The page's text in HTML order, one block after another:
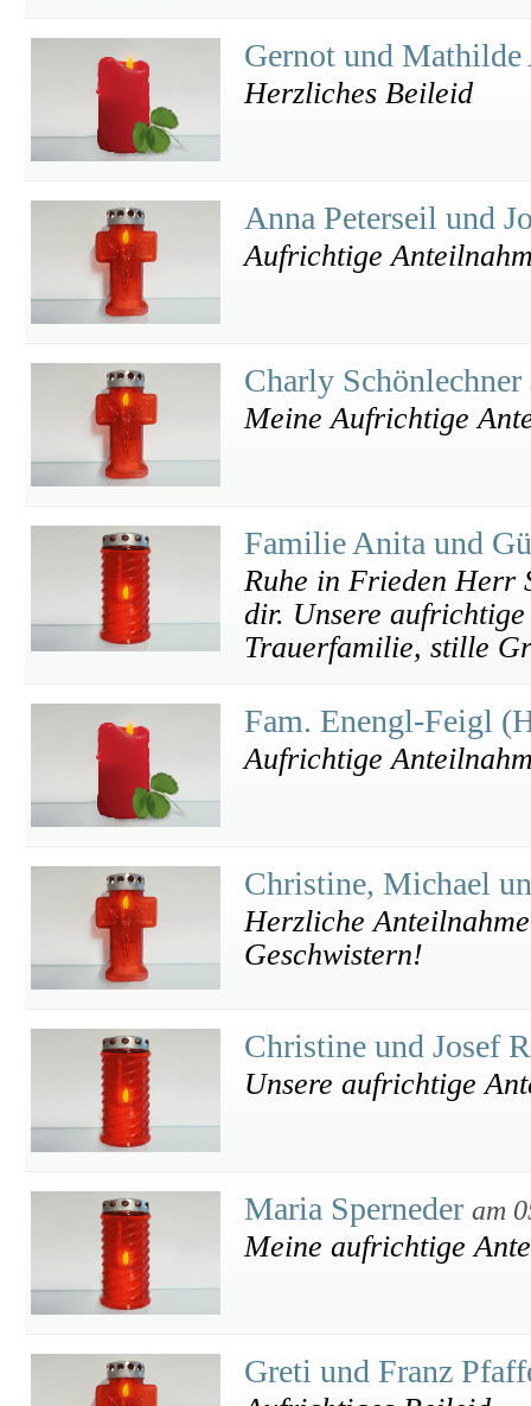
Gernot und
Herzliches Beileid
Anna Peterseil und
Aufrichtige
Charly Schönlechner
Meine Aufrichtige
Familie Anita und
Ruhe in Frieden Herr
dir. Unsere
Trauerfamilie, stille
Fam. Enengl-Feigl
Aufrichtige
Christine, Michael
Herzliche
Geschwistern!
Christine und Josef
Unsere aufrichtige
Maria Sperneder am
Meine aufrichtige
Greti und Franz